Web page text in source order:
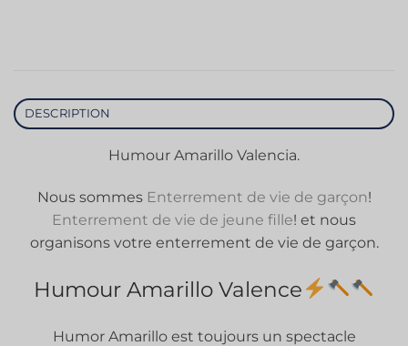
DESCRIPTION
Humour Amarillo Valencia.
Nous sommes Enterrement de vie de garçon!
Enterrement de vie de jeune fille! et nous
organisons votre enterrement de vie de garçon.
Humour Amarillo Valence
Humor Amarillo est toujours un spectacle